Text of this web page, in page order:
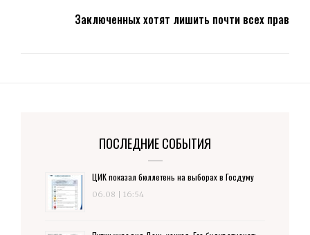
Заключенных хотят лишить почти всех прав
ПОСЛЕДНИЕ СОБЫТИЯ
ЦИК показал бюллетень на выборах в Госдуму
06.08 | 16:54